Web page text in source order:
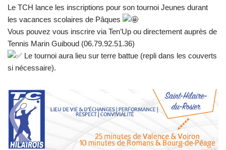
Le TCH lance les inscriptions pour son tournoi Jeunes durant
les vacances scolaires de Pâques
Vous pouvez vous inscrire via Ten’Up ou directement auprès de
Tennis Marin Guiboud (06.79.92.51.36)
Le tournoi aura lieu sur terre battue (repli dans les couverts
si nécessaire).